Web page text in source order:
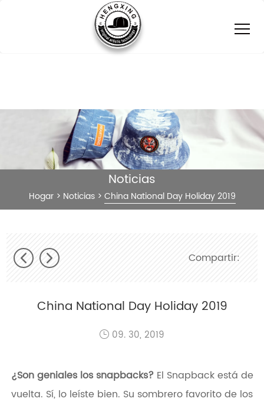
Noticias
Hogar> Noticias> China National Day Holiday 2019
Compartir:
China National Day Holiday 2019
09. 30, 2019
¿Son geniales los snapbacks?El Snapback está de
vuelta. Sí, lo leíste bien. Su sombrero favorito de los